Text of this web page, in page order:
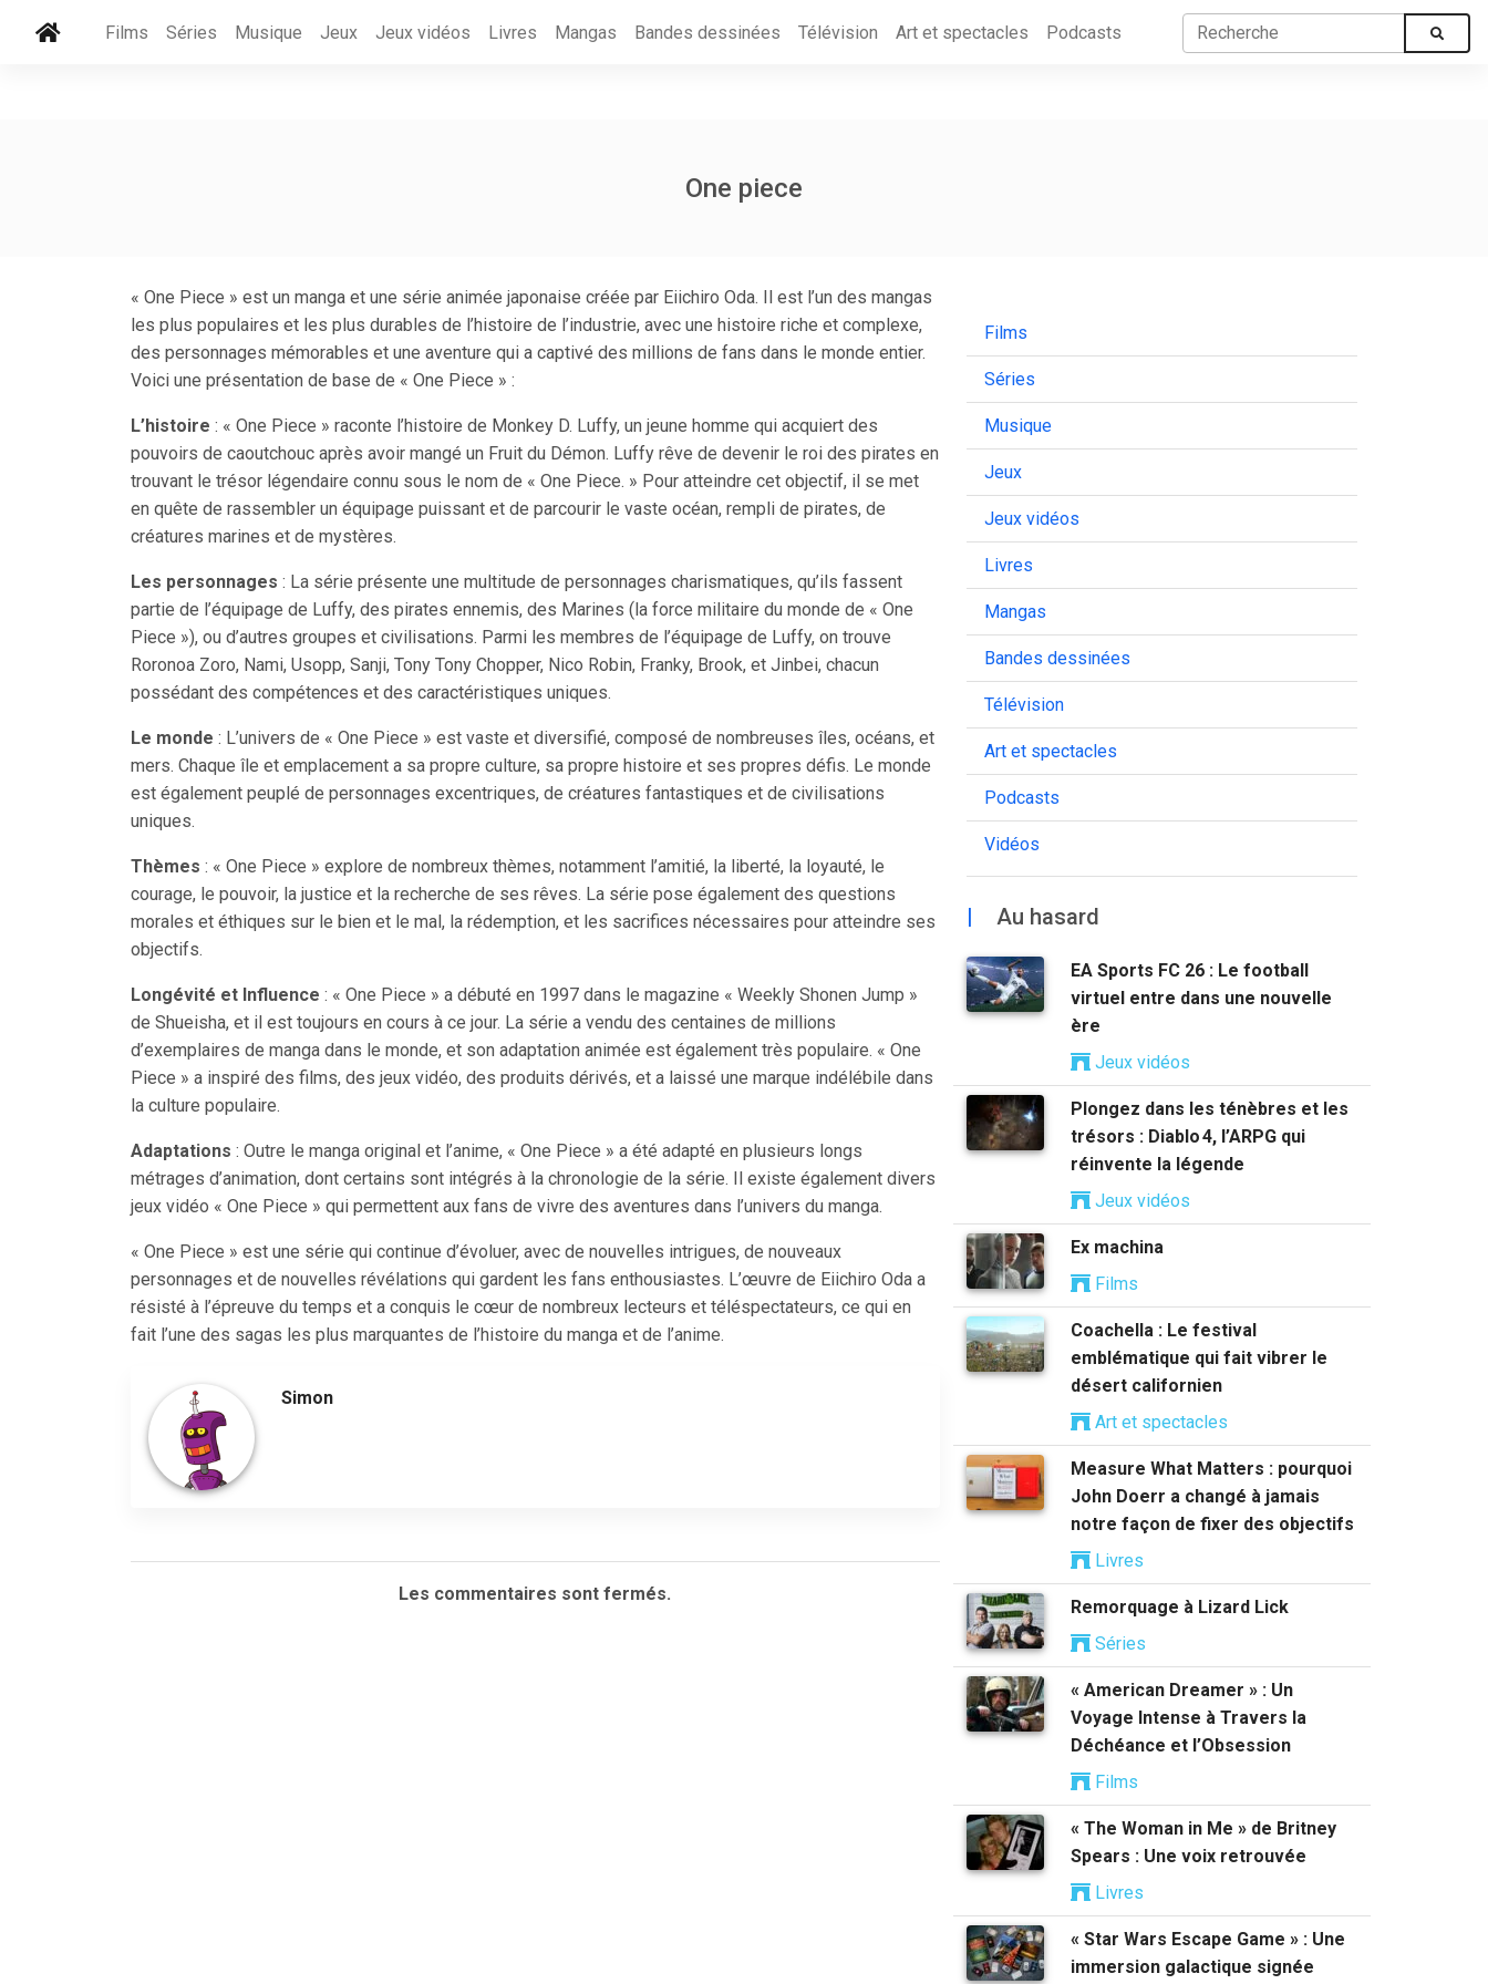
Films Séries Musique Jeux Jeux vidéos Livres Mangas Bandes dessinées Télévision Art et spectacles Podcasts
One piece
« One Piece » est un manga et une série animée japonaise créée par Eiichiro Oda. Il est l’un des mangas
les plus populaires et les plus durables de l’histoire de l’industrie, avec une histoire riche et complexe,
des personnages mémorables et une aventure qui a captivé des millions de fans dans le monde entier.
Voici une présentation de base de « One Piece » :
L’histoire : « One Piece » raconte l’histoire de Monkey D. Luffy, un jeune homme qui acquiert des
pouvoirs de caoutchouc après avoir mangé un Fruit du Démon. Luffy rêve de devenir le roi des pirates en
trouvant le trésor légendaire connu sous le nom de « One Piece. » Pour atteindre cet objectif, il se met
en quête de rassembler un équipage puissant et de parcourir le vaste océan, rempli de pirates, de
créatures marines et de mystères.
Les personnages : La série présente une multitude de personnages charismatiques, qu’ils fassent
partie de l’équipage de Luffy, des pirates ennemis, des Marines (la force militaire du monde de « One
Piece »), ou d’autres groupes et civilisations. Parmi les membres de l’équipage de Luffy, on trouve
Roronoa Zoro, Nami, Usopp, Sanji, Tony Tony Chopper, Nico Robin, Franky, Brook, et Jinbei, chacun
possédant des compétences et des caractéristiques uniques.
Le monde : L’univers de « One Piece » est vaste et diversifié, composé de nombreuses îles, océans, et
mers. Chaque île et emplacement a sa propre culture, sa propre histoire et ses propres défis. Le monde
est également peuplé de personnages excentriques, de créatures fantastiques et de civilisations
uniques.
Thèmes : « One Piece » explore de nombreux thèmes, notamment l’amitié, la liberté, la loyauté, le
courage, le pouvoir, la justice et la recherche de ses rêves. La série pose également des questions
morales et éthiques sur le bien et le mal, la rédemption, et les sacrifices nécessaires pour atteindre ses
objectifs.
Longévité et Influence : « One Piece » a débuté en 1997 dans le magazine « Weekly Shonen Jump »
de Shueisha, et il est toujours en cours à ce jour. La série a vendu des centaines de millions
d’exemplaires de manga dans le monde, et son adaptation animée est également très populaire. « One
Piece » a inspiré des films, des jeux vidéo, des produits dérivés, et a laissé une marque indélébile dans
la culture populaire.
Adaptations : Outre le manga original et l’anime, « One Piece » a été adapté en plusieurs longs
métrages d’animation, dont certains sont intégrés à la chronologie de la série. Il existe également divers
jeux vidéo « One Piece » qui permettent aux fans de vivre des aventures dans l’univers du manga.
« One Piece » est une série qui continue d’évoluer, avec de nouvelles intrigues, de nouveaux
personnages et de nouvelles révélations qui gardent les fans enthousiastes. L’œuvre de Eiichiro Oda a
résisté à l’épreuve du temps et a conquis le cœur de nombreux lecteurs et téléspectateurs, ce qui en
fait l’une des sagas les plus marquantes de l’histoire du manga et de l’anime.
Simon
Les commentaires sont fermés.
Films
Séries
Musique
Jeux
Jeux vidéos
Livres
Mangas
Bandes dessinées
Télévision
Art et spectacles
Podcasts
Vidéos
| Au hasard
EA Sports FC 26 : Le football
virtuel entre dans une nouvelle
ère
Jeux vidéos
Plongez dans les ténèbres et les
trésors : Diablo 4, l’ARPG qui
réinvente la légende
Jeux vidéos
Ex machina
Films
Coachella : Le festival
emblématique qui fait vibrer le
désert californien
Art et spectacles
Measure What Matters : pourquoi
John Doerr a changé à jamais
notre façon de fixer des objectifs
Livres
Remorquage à Lizard Lick
Séries
« American Dreamer » : Un
Voyage Intense à Travers la
Déchéance et l’Obsession
Films
« The Woman in Me » de Britney
Spears : Une voix retrouvée
Livres
« Star Wars Escape Game » : Une
immersion galactique signée